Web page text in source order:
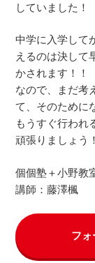
していました！
中学に入学して
えるのは決して
かされます！！
なので、まだ考
て、そのために
もうすぐ行われ
頑張りましょう！
個個塾＋小野教
講師：藤澤楓
フォ